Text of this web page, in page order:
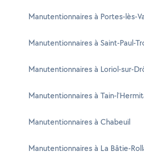
Manutentionnaires à Portes-lès-
Manutentionnaires à Saint-Paul-
Manutentionnaires à Loriol-sur-
Manutentionnaires à Tain-
Manutentionnaires à Chabeuil
Manutentionnaires à La Bâtie-